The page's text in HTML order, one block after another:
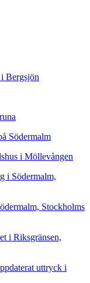
Bergsjön
Södermalm
i Möllevången
i Södermalm,
Stockholms
i Riksgränsen,
uttryck i